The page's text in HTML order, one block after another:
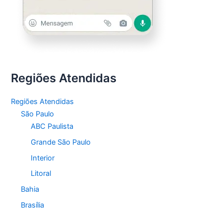
Regiões Atendidas
Regiões Atendidas
São Paulo
ABC Paulista
Grande São Paulo
Interior
Litoral
Bahia
Brasília